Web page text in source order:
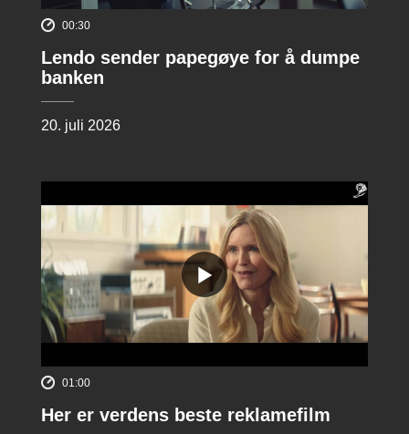
00:30
Lendo sender papegøye for å dumpe
banken
20. juli 2026
01:00
Her er verdens beste reklamefilm